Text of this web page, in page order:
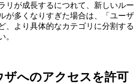
リが成長するにつれて、新しいルー
が多くなりすぎた場合は、「ユーザ
、より具体的なカテゴリに分割する
。
ザへのアクセスを許可